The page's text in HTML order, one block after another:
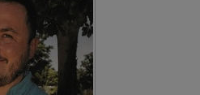
de la
para familias con hijos y no
…